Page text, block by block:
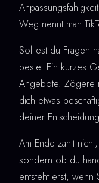
Weg nennt man
Solltest du Fragen
beste. Ein kurzes
Angebote. Zögere
dich etwas
deiner
Am Ende zählt
sondern ob du
entsteht erst, wenn